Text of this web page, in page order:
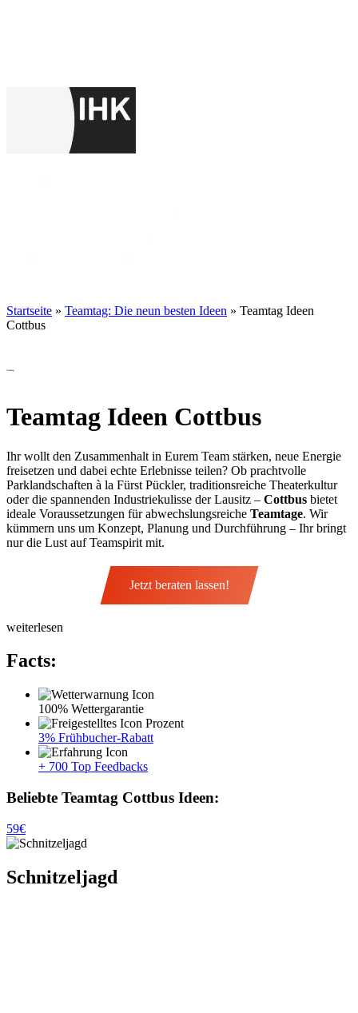
Startseite » Teamtag: Die neun besten Ideen » Teamtag Ideen
Cottbus
Teamtag
Teamtag Ideen Cottbus
Ihr wollt den Zusammenhalt in Eurem Team stärken, neue Energie
freisetzen und dabei echte Erlebnisse teilen? Ob prachtvolle
Parklandschaften à la Fürst Pückler, traditionsreiche Theaterkultur
oder die spannenden Industriekulisse der Lausitz – Cottbus bietet
ideale Voraussetzungen für abwechslungsreiche Teamtage. Wir
kümmern uns um Konzept, Planung und Durchführung – Ihr bringt
nur die Lust auf Teamspirit mit.
Jetzt beraten lassen!
weiterlesen
Facts:
100% Wettergarantie
3% Frühbucher-Rabatt
+ 700 Top Feedbacks
Beliebte Teamtag Cottbus Ideen:
59€
Schnitzeljagd